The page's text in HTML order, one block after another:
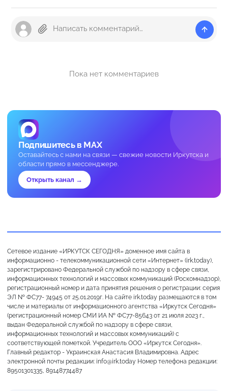
Пока нет комментариев
Подпишитесь в MAX
Оставайтесь с нами на связи — свежие новости Иркутска и
области прямо в мессенджере.
Открыть канал →
Сетевое издание «ИРКУТСК СЕГОДНЯ» доменное имя сайта в
информационно - телекоммуникационной сети «Интернет» (irk.today),
зарегистрировано Федеральной службой по надзору в сфере связи,
информационных технологий и массовых коммуникаций (Роскомнадзор),
регистрационный номер и дата принятия решения о регистрации: серия
ЭЛ № ФС77- 74945 от 25.01.2019г. На сайте irk.today размещаются в том
числе и материалы от информационного агентства «Иркутск Сегодня»
(регистрационный номер СМИ ИА № ФС77-85643 от 21 июля 2023 г.,
выдан Федеральной службой по надзору в сфере связи,
информационных технологий и массовых коммуникаций) с
соответствующей пометкой. Учредитель ООО «Иркутск Сегодня».
Главный редактор - Украинская Анастасия Владимировна. Адрес
электронной почты редакции: info@irk.today Номер телефона редакции:
89501301335, 89148774487